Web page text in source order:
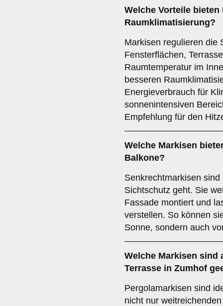
Welche Vorteile
Raumklimatisierung?
Markisen regulieren die
Fensterflächen,
Raumtemperatur im
besseren
Energieverbrauch für
sonnenintensiven
Empfehlung für den
Welche Markisen
Balkone?
Senkrechtmarkisen
Sichtschutz geht. Sie
Fassade montiert und
verstellen. So können
Sonne, sondern auch
Welche Markisen sind
Terrasse in Zumhof
Pergolamarkisen sind
nicht nur